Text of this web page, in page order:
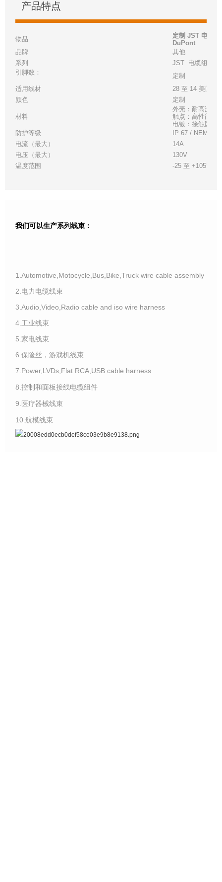
产品特点
物品
定制 JST 电缆
DuPont
品牌
其他
系列
JST 电缆组件
引脚数：
定制
适用线材
28 至 14 美国线
颜色
定制
材料
外壳：耐高温白
触点：高性能铜
电镀：接触区 -
防护等级
IP 67 / NEMA 6P
电流（最大）
14A
电压（最大）
130V
温度范围
-25 至 +105°C
我们可以生产系列线束：
1.Automotive,Motocycle,Bus,Bike,Truck wire cable assembly
2.电力电缆线束
3.Audio,Video,Radio cable and iso wire harness
4.工业线束
5.家电线束
6.保险丝，游戏机线束
7.Power,LVDs,Flat RCA,USB cable harness
8.控制和面板接线电缆组件
9.医疗器械线束
10.航模线束